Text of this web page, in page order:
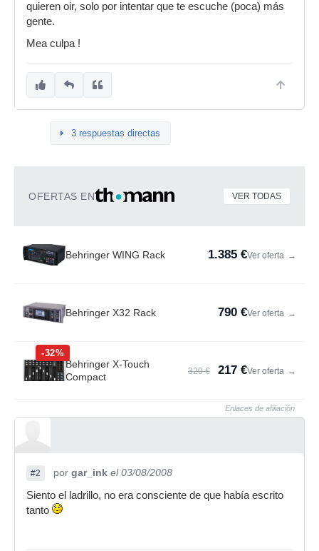
quieren oir, solo por intentar que te escuche (poca) más
gente.
Mea culpa !
3 respuestas directas
OFERTAS EN VER TODAS
Behringer WING Rack 1.385 €Ver oferta →
Behringer X32 Rack 790 €Ver oferta →
-32%
Behringer X-Touch
Compact
320 € 217 €Ver oferta →
Enlaces de afiliación
#2 por gar_ink el 03/08/2008
Siento el ladrillo, no era consciente de que había escrito
tanto